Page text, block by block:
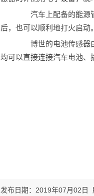
汽车上配备的能源管
后，也可以顺利地打火启动
博世的电池传感器由
均可以直接连接汽车电池、
发布日期：2019年07月02日